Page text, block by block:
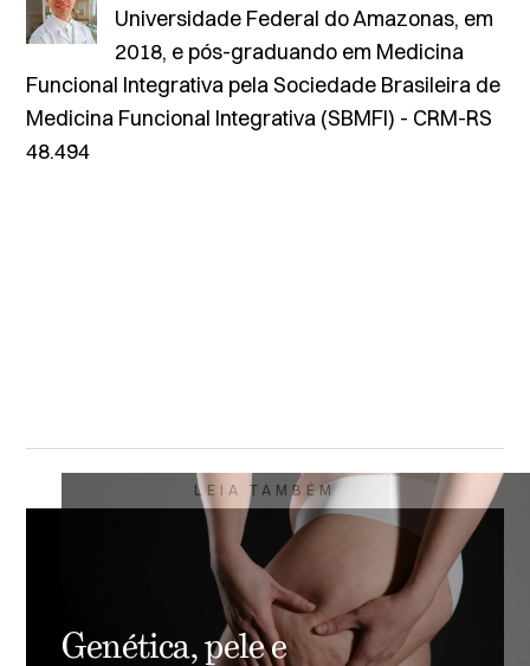
Universidade Federal do Amazonas, em
2018, e pós-graduando em Medicina
Funcional Integrativa pela Sociedade Brasileira de
Medicina Funcional Integrativa (SBMFI) - CRM-RS
48.494
LEIA TAMBÉM
Genética, pele e